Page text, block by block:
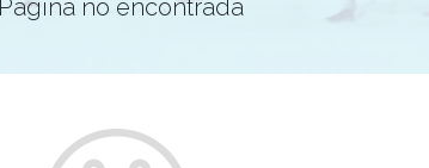
Página no encontrada